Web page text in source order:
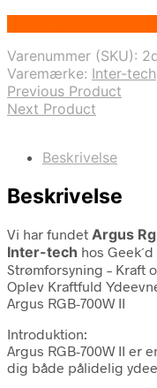
Varenummer (SKU):
Varemærke: Inter-tech
Previous Product
Next Product
Beskrivelse
Beskrivelse
Vi har fundet Argus
Inter-tech hos
Strømforsyning – Kraft
Oplev Kraftfuld
Argus RGB-700W II
Introduktion:
Argus RGB-700W II er
dig både pålidelig